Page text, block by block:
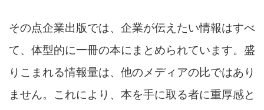
その点企業出版では、企業が伝えたい情報はすべ
て、体型的に一冊の本にまとめられています。盛
りこまれる情報量は、他のメディアの比ではあり
ません。これにより、本を手に取る者に重厚感と